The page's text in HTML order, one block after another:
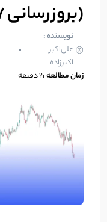
(بروزرسانی 27 مرداد)
نویسنده :
علی‌اکبر
اکبرزاده
زمان مطالعه :2 دقیقه